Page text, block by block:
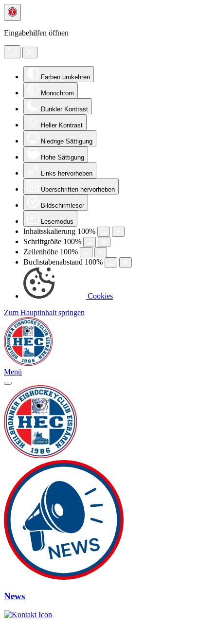
Eingabehilfen öffnen
Farben umkehren
Monochrom
Dunkler Kontrast
Heller Kontrast
Niedrige Sättigung
Hohe Sättigung
Links hervorheben
Überschriften hervorheben
Bildschirmleser
Lesemodus
Inhaltsskalierung 100%
Schriftgröße 100%
Zeilenhöhe 100%
Buchstabenabstand 100%
Cookies
Zum Hauptinhalt springen
Menü
News